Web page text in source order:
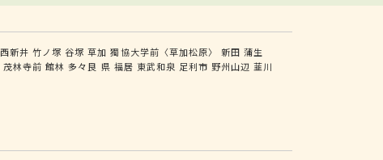
西新井 竹ノ塚 谷塚 草加 獨協大学前〈草加松原〉 新田 蒲生
茂林寺前 館林 多々良 県 福居 東武和泉 足利市 野州山辺 韮川